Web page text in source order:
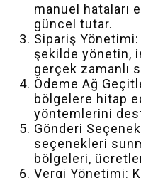
manuel hataları
güncel tutar.
Sipariş
şekilde yönetin,
gerçek zamanlı
Ödeme Ağ
bölgelere hitap
yöntemlerini
Gönderi
seçenekleri
bölgeleri,
Vergi Yönetimi: